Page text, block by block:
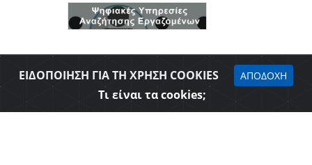
ΕΙΔΟΠΟΙΗΣΗ ΓΙΑ ΤΗ ΧΡΗΣΗ COOKIES ΑΠΟΔΟΧΗ
Τι είναι τα cookies;